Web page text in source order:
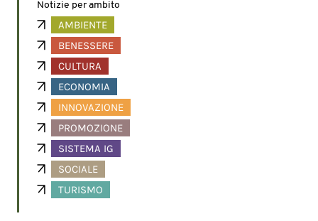
Notizie per ambito
AMBIENTE
BENESSERE
CULTURA
ECONOMIA
INNOVAZIONE
PROMOZIONE
SISTEMA IG
SOCIALE
TURISMO